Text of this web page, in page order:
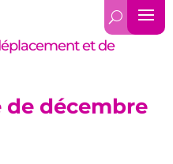
et de
de décembre